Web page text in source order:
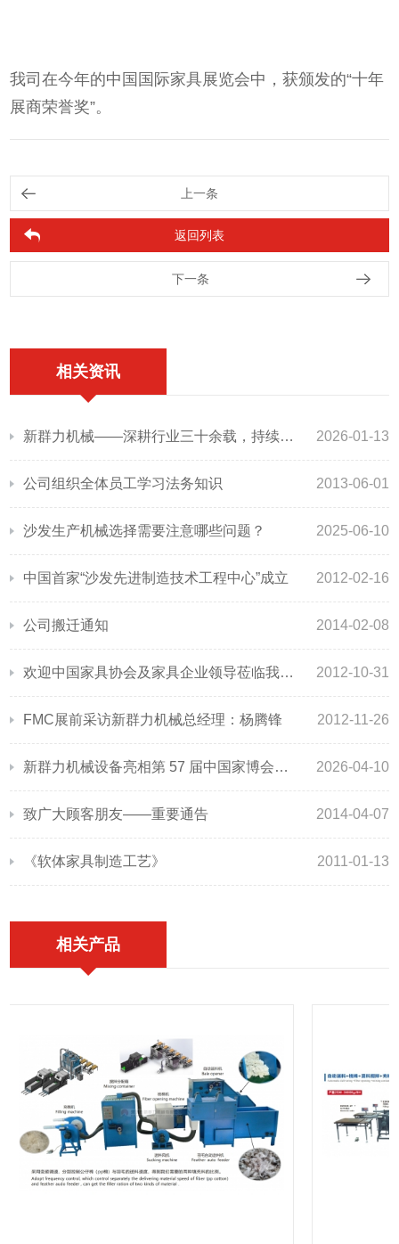
我司在今年的中国国际家具展览会中，获颁发的“十年
展商荣誉奖”。
上一条
返回列表
下一条
相关资讯
2026-01-13
‌新群力机械——深耕行业三十余载，持续领跑中国沙发机械智能化升级之路‌
2013-06-01
公司组织全体员工学习法务知识
2025-06-10
沙发生产机械选择需要注意哪些问题？
2012-02-16
中国首家“沙发先进制造技术工程中心”成立
2014-02-08
公司搬迁通知
2012-10-31
欢迎中国家具协会及家具企业领导莅临我司参观指导
2012-11-26
FMC展前采访新群力机械总经理：杨腾锋
2026-04-10
新群力机械设备亮相第 57 届中国家博会（广州），以智能制造赋能家具产业升级
2014-04-07
致广大顾客朋友——重要通告
2011-01-13
《软体家具制造工艺》
相关产品